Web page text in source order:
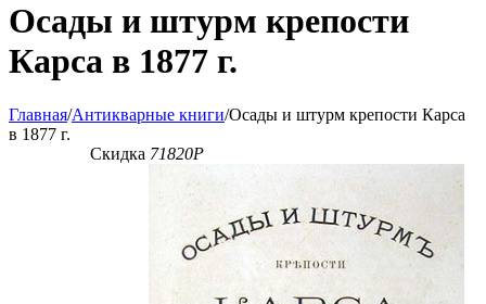
Осады и штурм крепости
Карса в 1877 г.
Главная/Антикварные книги/Осады и штурм крепости Карса
в 1877 г.
Скидка 71820Р